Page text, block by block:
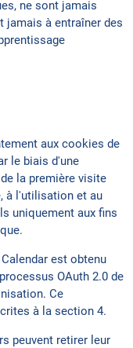
ne sont jamais
jamais à entraîner des
aux cookies de
le biais d'une
la première visite
à l'utilisation et au
uniquement aux fins
est obtenu
OAuth 2.0 de
Ce
à la section 4.
peuvent retirer leur